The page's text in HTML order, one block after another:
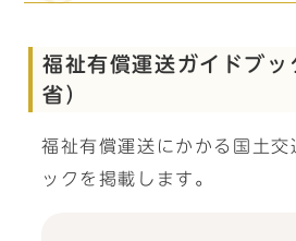
福祉有償運送ガイドブッ
省）
福祉有償運送にかかる国土
ックを掲載します。